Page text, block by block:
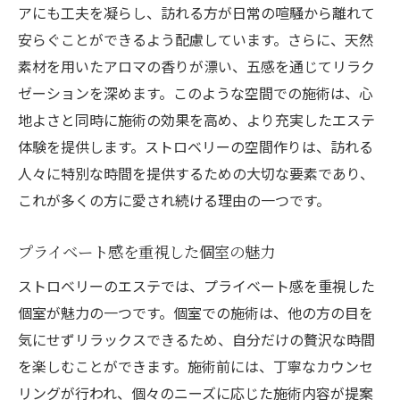
アにも工夫を凝らし、訪れる方が日常の喧騒から離れて
安らぐことができるよう配慮しています。さらに、天然
素材を用いたアロマの香りが漂い、五感を通じてリラク
ゼーションを深めます。このような空間での施術は、心
地よさと同時に施術の効果を高め、より充実したエステ
体験を提供します。ストロベリーの空間作りは、訪れる
人々に特別な時間を提供するための大切な要素であり、
これが多くの方に愛され続ける理由の一つです。
プライベート感を重視した個室の魅力
ストロベリーのエステでは、プライベート感を重視した
個室が魅力の一つです。個室での施術は、他の方の目を
気にせずリラックスできるため、自分だけの贅沢な時間
を楽しむことができます。施術前には、丁寧なカウンセ
リングが行われ、個々のニーズに応じた施術内容が提案